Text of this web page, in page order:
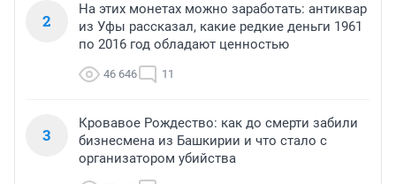
2
На этих монетах можно заработать: антиквар
из Уфы рассказал, какие редкие деньги 1961
по 2016 год обладают ценностью
46 646 11
3
Кровавое Рождество: как до смерти забили
бизнесмена из Башкирии и что стало с
организатором убийства